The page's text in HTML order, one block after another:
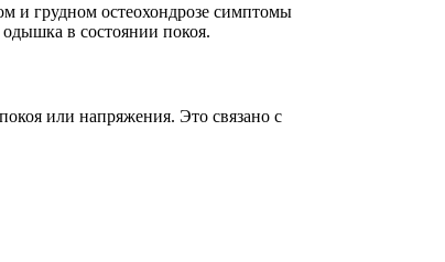
и грудном остеохондрозе симптомы
в состоянии покоя.
или напряжения. Это связано с